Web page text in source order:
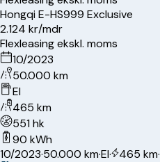
HongqiE-HS999 Exclusive
2.124 kr/mdr
Flexleasing ekskl. moms
10/2023
50.000 km
El
465 km
551 hk
90 kWh
10/2023·50.000 km·El· 465 km·